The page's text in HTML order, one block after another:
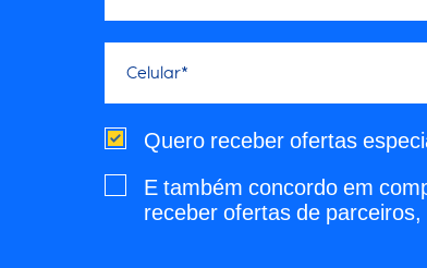
Quero receber ofertas
E também concordo em
receber ofertas de